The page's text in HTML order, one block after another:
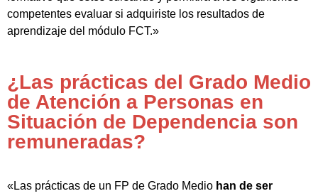
competentes evaluar si adquiriste los resultados de
aprendizaje del módulo FCT.»
¿Las prácticas del Grado Medio
de Atención a Personas en
Situación de Dependencia son
remuneradas?
«Las prácticas de un FP de Grado Medio han de ser